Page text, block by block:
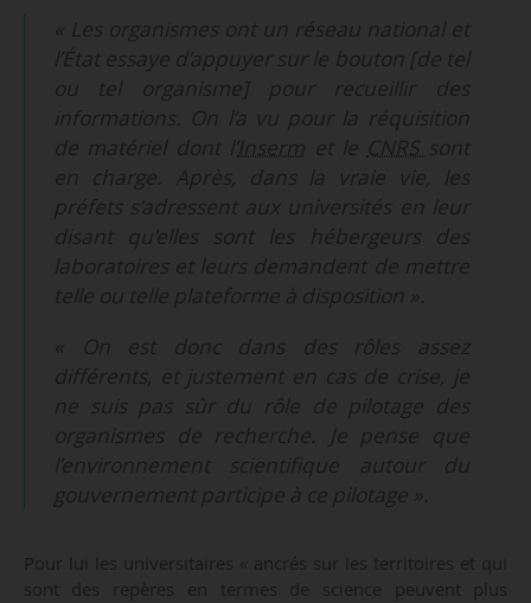
« Les organismes ont un réseau national et
l’État essaye d’appuyer sur le bouton [de tel
ou tel organisme] pour recueillir des
informations. On l’a vu pour la réquisition
de matériel dont l’Inserm et le CNRS sont
en charge. Après, dans la vraie vie, les
préfets s’adressent aux universités en leur
disant qu’elles sont les hébergeurs des
laboratoires et leurs demandent de mettre
telle ou telle plateforme à disposition ».
« On est donc dans des rôles assez
différents, et justement en cas de crise, je
ne suis pas sûr du rôle de pilotage des
organismes de recherche. Je pense que
l’environnement scientifique autour du
gouvernement participe à ce pilotage ».
Pour lui les universitaires « ancrés sur les territoires et qui
sont des repères en termes de science peuvent plus